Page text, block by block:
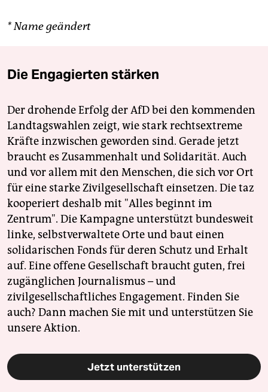
* Name geändert
Die Engagierten stärken
Der drohende Erfolg der AfD bei den kommenden
Landtagswahlen zeigt, wie stark rechtsextreme
Kräfte inzwischen geworden sind. Gerade jetzt
braucht es Zusammenhalt und Solidarität. Auch
und vor allem mit den Menschen, die sich vor Ort
für eine starke Zivilgesellschaft einsetzen. Die taz
kooperiert deshalb mit "Alles beginnt im
Zentrum". Die Kampagne unterstützt bundesweit
linke, selbstverwaltete Orte und baut einen
solidarischen Fonds für deren Schutz und Erhalt
auf. Eine offene Gesellschaft braucht guten, frei
zugänglichen Journalismus – und
zivilgesellschaftliches Engagement. Finden Sie
auch? Dann machen Sie mit und unterstützen Sie
unsere Aktion.
Jetzt unterstützen